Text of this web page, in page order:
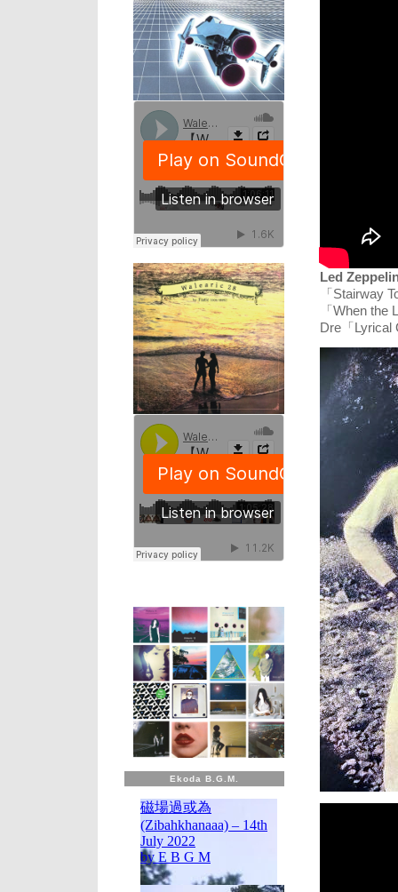
Led
「Stairway
「When
Dre「Lyrical
Ekoda B.G.M.